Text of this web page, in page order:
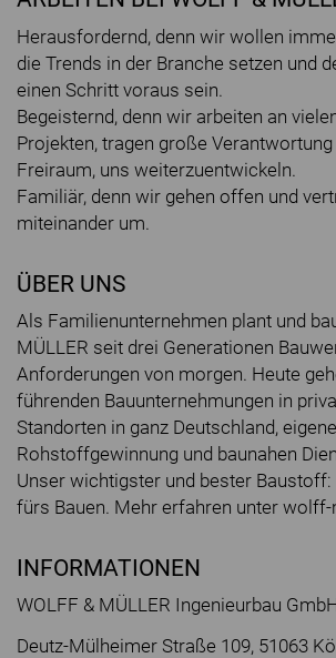
Herausfordernd, denn wir wollen
die Trends in der Branche setzen und
einen Schritt voraus sein.
Begeisternd, denn wir arbeiten an
Projekten, tragen große Verantwortung
Freiraum, uns weiterzuentwickeln.
Familiär, denn wir gehen offen und
miteinander um.
ÜBER UNS
Als Familienunternehmen plant und
MÜLLER seit drei Generationen
Anforderungen von morgen. Heute
führenden Bauunternehmungen in
Standorten in ganz Deutschland,
Rohstoffgewinnung und baunahen
Unser wichtigster und bester Baustoff:
fürs Bauen. Mehr erfahren unter wolff-
INFORMATIONEN
WOLFF & MÜLLER Ingenieurbau GmbH
Deutz-Mülheimer Straße 109, 51063